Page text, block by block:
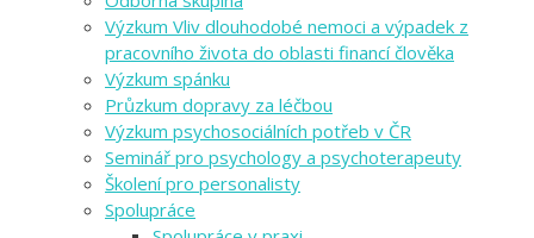
Výzkum Vliv dlouhodobé nemoci a výpadek z
pracovního života do oblasti financí člověka
Výzkum spánku
Průzkum dopravy za léčbou
Výzkum psychosociálních potřeb v ČR
Seminář pro psychology a psychoterapeuty
Školení pro personalisty
Spolupráce